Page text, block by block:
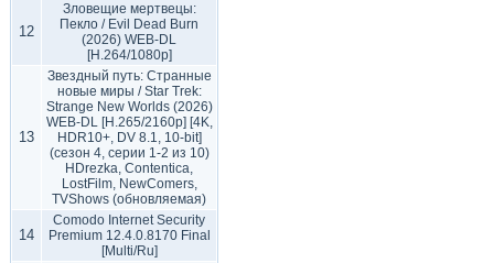
12
Зловещие мертвецы:
Пекло / Evil Dead Burn
(2026) WEB-DL
[H.264/1080p]
13
Звездный путь: Странные
новые миры / Star Trek:
Strange New Worlds (2026)
WEB-DL [H.265/2160p] [4K,
HDR10+, DV 8.1, 10-bit]
(сезон 4, серии 1-2 из 10)
HDrezka, Contentica,
LostFilm, NewComers,
TVShows (обновляемая)
14
Comodo Internet Security
Premium 12.4.0.8170 Final
[Multi/Ru]